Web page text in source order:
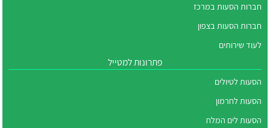
חברות הסעות במרכז
חברות הסעות בצפון
לעוד שירותים
פתרונות למטייל
הסעות לטיולים
הסעות לחרמון
הסעות לים המלח